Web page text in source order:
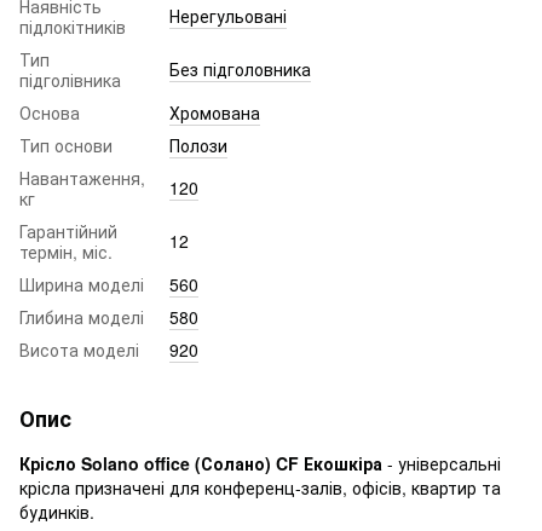
Наявність
підлокітників
Нерегульовані
Тип
підголівника
Без підголовника
Основа
Хромована
Тип основи
Полози
Навантаження,
кг
120
Гарантійний
термін, міс.
12
Ширина моделі
560
Глибина моделі
580
Висота моделі
920
Опис
Крісло Solano office (Солано) CF Екошкіра - універсальні
крісла призначені для конференц-залів, офісів, квартир та
будинків.